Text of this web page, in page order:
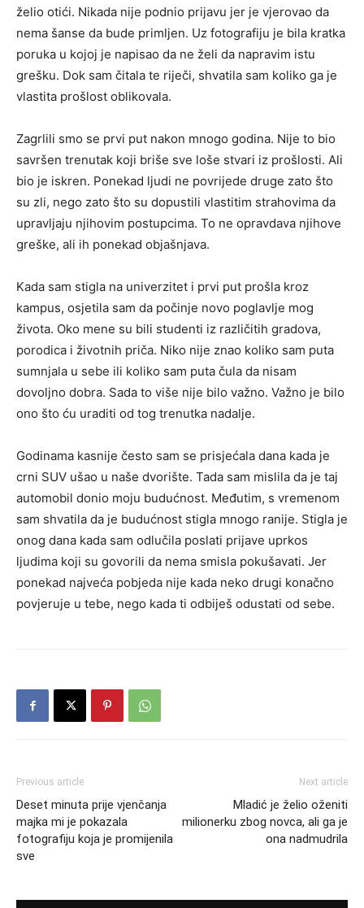
želio otići. Nikada nije podnio prijavu jer je vjerovao da
nema šanse da bude primljen. Uz fotografiju je bila kratka
poruka u kojoj je napisao da ne želi da napravim istu
grešku. Dok sam čitala te riječi, shvatila sam koliko ga je
vlastita prošlost oblikovala.
Zagrlili smo se prvi put nakon mnogo godina. Nije to bio
savršen trenutak koji briše sve loše stvari iz prošlosti. Ali
bio je iskren. Ponekad ljudi ne povrijede druge zato što
su zli, nego zato što su dopustili vlastitim strahovima da
upravljaju njihovim postupcima. To ne opravdava njihove
greške, ali ih ponekad objašnjava.
Kada sam stigla na univerzitet i prvi put prošla kroz
kampus, osjetila sam da počinje novo poglavlje mog
života. Oko mene su bili studenti iz različitih gradova,
porodica i životnih priča. Niko nije znao koliko sam puta
sumnjala u sebe ili koliko sam puta čula da nisam
dovoljno dobra. Sada to više nije bilo važno. Važno je bilo
ono što ću uraditi od tog trenutka nadalje.
Godinama kasnije često sam se prisjećala dana kada je
crni SUV ušao u naše dvorište. Tada sam mislila da je taj
automobil donio moju budućnost. Međutim, s vremenom
sam shvatila da je budućnost stigla mnogo ranije. Stigla je
onog dana kada sam odlučila poslati prijave uprkos
ljudima koji su govorili da nema smisla pokušavati. Jer
ponekad najveća pobjeda nije kada neko drugi konačno
povjeruje u tebe, nego kada ti odbiješ odustati od sebe.
Previous article
Deset minuta prije vjenčanja
majka mi je pokazala
fotografiju koja je promijenila
sve
Next article
Mladić je želio oženiti
milionerku zbog novca, ali ga je
ona nadmudrila